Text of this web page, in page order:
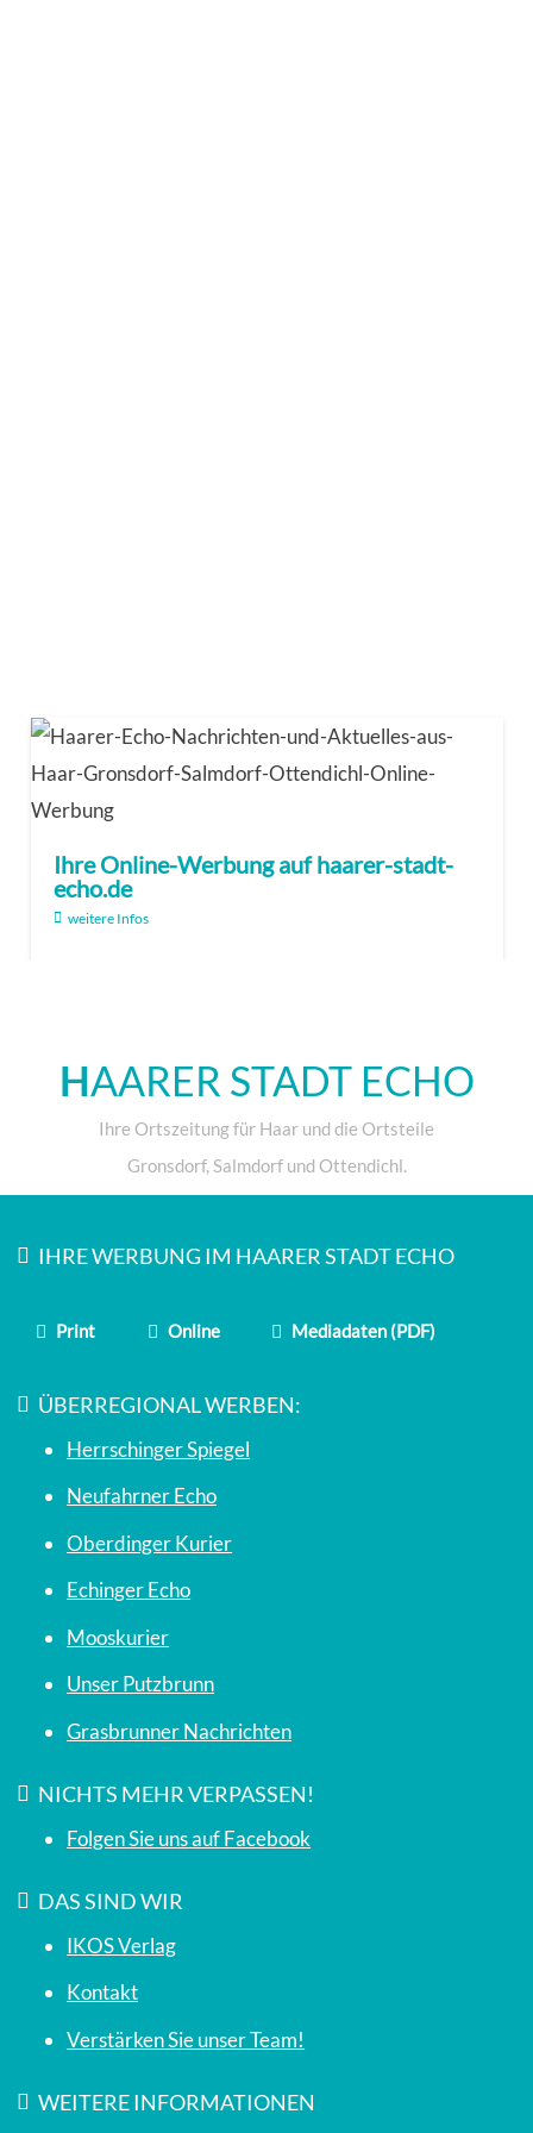
Ihre Online-Werbung auf haarer-stadt-
echo.de
weitere Infos
HAARER STADT ECHO
Ihre Ortszeitung für Haar und die Ortsteile
Gronsdorf, Salmdorf und Ottendichl.
IHRE WERBUNG IM HAARER STADT ECHO
Print Online Mediadaten (PDF)
ÜBERREGIONAL WERBEN:
Herrschinger Spiegel
Neufahrner Echo
Oberdinger Kurier
Echinger Echo
Mooskurier
Unser Putzbrunn
Grasbrunner Nachrichten
NICHTS MEHR VERPASSEN!
Folgen Sie uns auf Facebook
DAS SIND WIR
IKOS Verlag
Kontakt
Verstärken Sie unser Team!
WEITERE INFORMATIONEN